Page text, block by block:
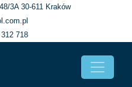
3A 30-611 Kraków
718